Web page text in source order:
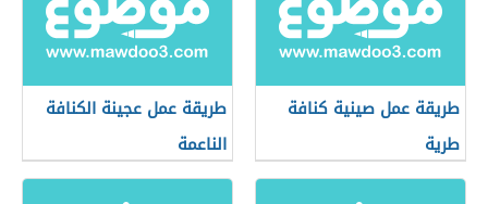
طريقة عمل صينية كنافة
طرية
طريقة عمل عجينة الكنافة
الناعمة